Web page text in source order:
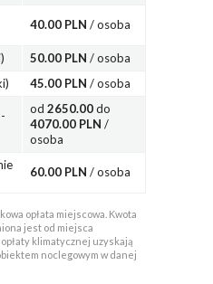
40.00 PLN / osoba
50.00 PLN / osoba
45.00 PLN / osoba
od 2650.00do
4070.00 PLN /
osoba
60.00 PLN / osoba
opłata miejscowa. Kwota
jest od miejsca
klimatycznej uzyskają
noclegowym w danej